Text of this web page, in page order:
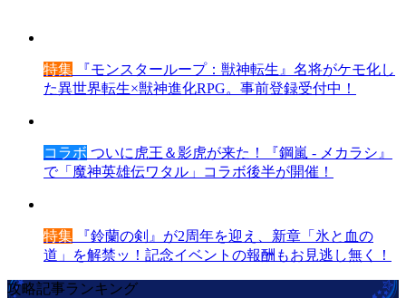
特集 『モンスターループ：獣神転生』名将がケモ化し
た異世界転生×獣神進化RPG。事前登録受付中！
コラボ ついに虎王＆影虎が来た！『鋼嵐 - メカラシ』
で「魔神英雄伝ワタル」コラボ後半が開催！
特集 『鈴蘭の剣』が2周年を迎え、新章「氷と血の
道」を解禁ッ！記念イベントの報酬もお見逃し無く！
攻略記事ランキング